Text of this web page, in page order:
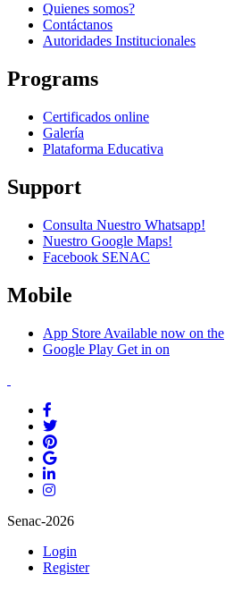
Quienes somos?
Contáctanos
Autoridades Institucionales
Programs
Certificados online
Galería
Plataforma Educativa
Support
Consulta Nuestro Whatsapp!
Nuestro Google Maps!
Facebook SENAC
Mobile
App Store Available now on the
Google Play Get in on
Senac-2026
Login
Register